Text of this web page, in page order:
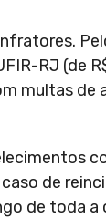
RJ (de
multas de
de
de toda a